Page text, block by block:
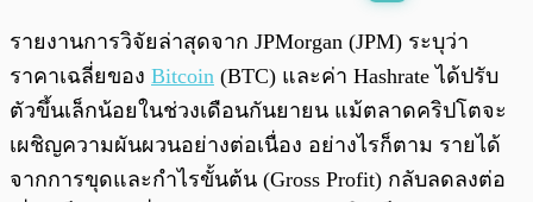
พร้อมเล่น 0:00
รายงานการวิจัยล่าสุดจาก JPMorgan (JPM) ระบุว่า
ราคาเฉลี่ยของ Bitcoin (BTC) และค่า Hashrate ได้ปรับ
ตัวขึ้นเล็กน้อยในช่วงเดือนกันยายน แม้ตลาดคริปโตจะ
เผชิญความผันผวนอย่างต่อเนื่อง อย่างไรก็ตาม รายได้
จากการขุดและกำไรขั้นต้น (Gross Profit) กลับลดลงต่อ